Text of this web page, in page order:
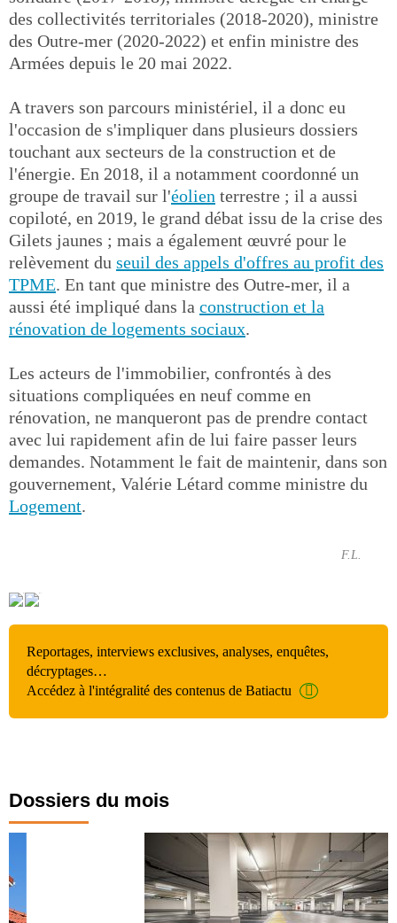
des collectivités territoriales (2018-2020), ministre
des Outre-mer (2020-2022) et enfin ministre des
Armées depuis le 20 mai 2022.
A travers son parcours ministériel, il a donc eu
l'occasion de s'impliquer dans plusieurs dossiers
touchant aux secteurs de la construction et de
l'énergie. En 2018, il a notamment coordonné un
groupe de travail sur l'éolien terrestre ; il a aussi
copiloté, en 2019, le grand débat issu de la crise des
Gilets jaunes ; mais a également œuvré pour le
relèvement du seuil des appels d'offres au profit des
TPME. En tant que ministre des Outre-mer, il a
aussi été impliqué dans la construction et la
rénovation de logements sociaux.
Les acteurs de l'immobilier, confrontés à des
situations compliquées en neuf comme en
rénovation, ne manqueront pas de prendre contact
avec lui rapidement afin de lui faire passer leurs
demandes. Notamment le fait de maintenir, dans son
gouvernement, Valérie Létard comme ministre du
Logement.
F.L.
Reportages, interviews exclusives, analyses, enquêtes,
décryptages…
Accédez à l'intégralité des contenus de Batiactu
Dossiers du mois